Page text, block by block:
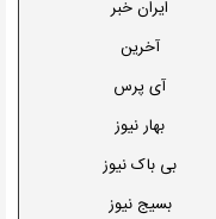
ايران خبر
آخرين
آی پرس
بهار نيوز
بی باک نيوز
بسیج نيوز